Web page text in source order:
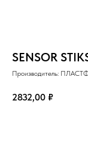
SENSOR
Производитель:
2832,00 ₽